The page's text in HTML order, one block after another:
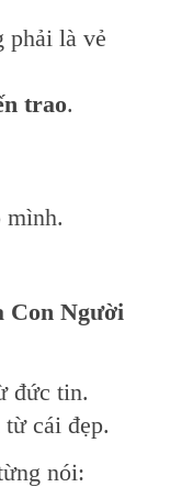
phải là vẻ
trao.
mình.
Con Người
đức tin.
cái đẹp.
nói: